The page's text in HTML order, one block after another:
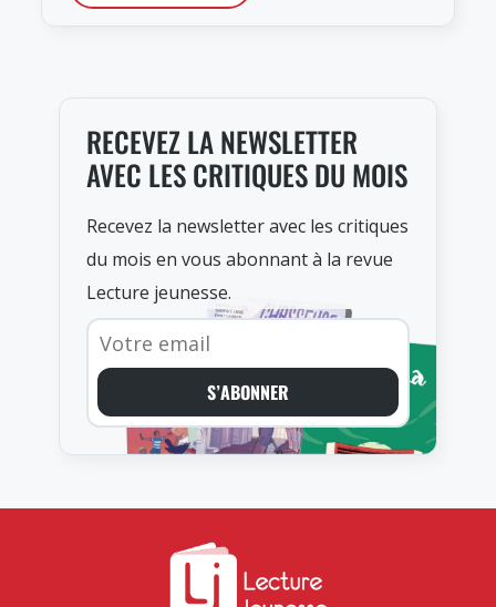
RECEVEZ LA NEWSLETTER
AVEC LES CRITIQUES DU MOIS
Recevez la newsletter avec les critiques
du mois en vous abonnant à la revue
Lecture jeunesse.
S’ABONNER